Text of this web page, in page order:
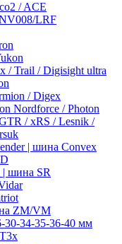
/ ACE
LRF
/ Trail / Digisight ultra
/ Digex
Nordforce / Photon
/ xRS / Lesnik /
| шина Convex
| шина SR
ZM/VM
30-34-35-36-40 мм